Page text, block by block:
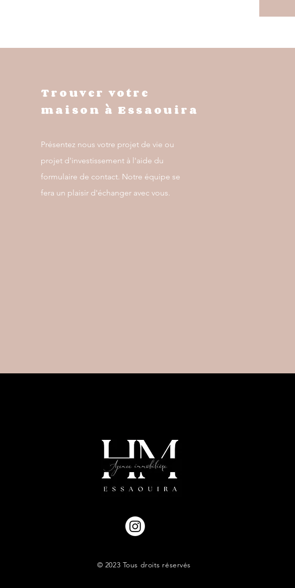
Trouver votre
maison à Essaouira
Présentez nous votre projet de vie ou
projet d'investissement à l'aide du
formulaire de contact. Notre équipe se
fera un plaisir d'échanger avec vous.
© 2023 Tous droits réservés